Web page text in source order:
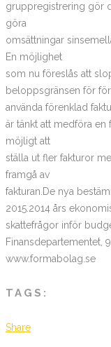
gruppregistrering gör
göra
omsättningar
En möjlighet
som nu föreslås att
beloppsgränsen för
använda förenklad
är tänkt att medföra
möjligt att
ställa ut fler fakturor
framgå av
fakturan.De nya
2015.2014 års
skattefrågor inför
Finansdepartementet,
www.formabolag.se
TAGS:
Share